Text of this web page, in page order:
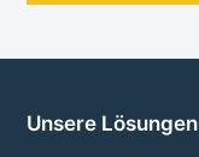
Unsere Lösungen